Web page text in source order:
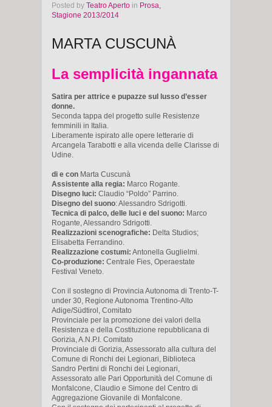
Posted by Teatro Aperto in Prosa,
Stagione 2013/2014
MARTA CUSCUNÀ
La semplicità ingannata
Satira per attrice e pupazze sul lusso d’esser
donne.
Seconda tappa del progetto sulle Resistenze
femminili in Italia.
Liberamente ispirato alle opere letterarie di
Arcangela Tarabotti e alla vicenda delle Clarisse di
Udine.
di e con Marta Cuscunà
Assistente alla regia: Marco Rogante.
Disegno luci: Claudio “Poldo” Parrino.
Disegno del suono: Alessandro Sdrigotti.
Tecnica di palco, delle luci e del suono: Marco
Rogante, Alessandro Sdrigotti.
Realizzazioni scenografiche: Delta Studios;
Elisabetta Ferrandino.
Realizzazione costumi: Antonella Guglielmi.
Co-produzione: Centrale Fies, Operaestate
Festival Veneto.
Con il sostegno di Provincia Autonoma di Trento-T-
under 30, Regione Autonoma Trentino-Alto
Adige/Südtirol, Comitato
Provinciale per la promozione dei valori della
Resistenza e della Costituzione repubblicana di
Gorizia, A.N.P.I. Comitato
Provinciale di Gorizia, Assessorato alla cultura del
Comune di Ronchi dei Legionari, Biblioteca
Sandro Pertini di Ronchi dei Legionari,
Assessorato alle Pari Opportunità del Comune di
Monfalcone, Claudio e Simone del Centro di
Aggregazione Giovanile di Monfalcone.